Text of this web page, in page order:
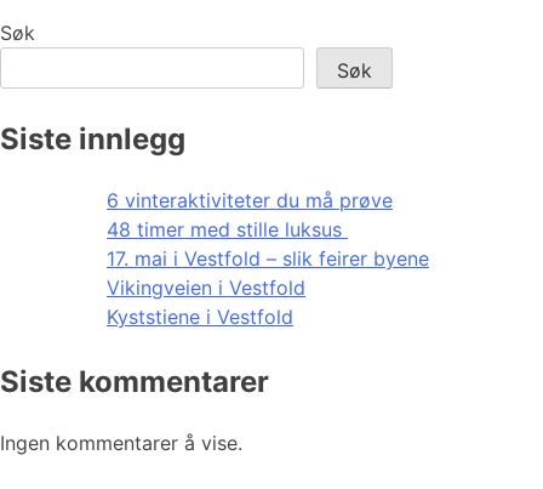
Søk
Søk
Siste innlegg
6 vinteraktiviteter du må prøve
48 timer med stille luksus
17. mai i Vestfold – slik feirer byene
Vikingveien i Vestfold
Kyststiene i Vestfold
Siste kommentarer
Ingen kommentarer å vise.